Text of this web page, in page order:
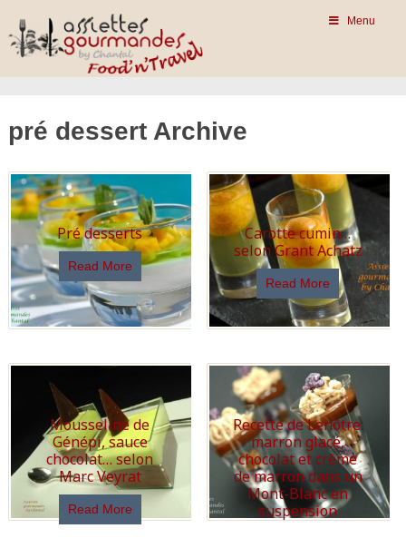
Menu
pré dessert Archive
Pré desserts
Read More
Carotte cumin…
selon Grant Achatz
Read More
Mousseline de
Génépi, sauce
chocolat… selon
Marc Veyrat
Read More
Recette de Lenôtre:
marron glacé,
chocolat et crème
de marron dans un
Mont-Blanc en
suspension